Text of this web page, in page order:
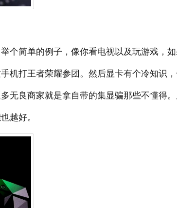
个简单的例子，像你看电视以及玩游戏，
机打王者荣耀参团。然后显卡有个冷知识
无良商家就是拿自带的集显骗那些不懂得
越好。